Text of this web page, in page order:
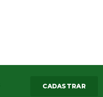
CADASTRAR